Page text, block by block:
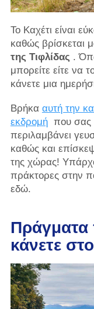
Το Καχέτι είναι
καθώς βρίσκεται
της Τιφλίδας .
μπορείτε είτε να
κάνετε μια
Βρήκα αυτή την
εκδρομήπου σας
περιλαμβάνει
καθώς και
της χώρας!
πράκτορες στην
εδώ.
Πράγματα
κάνετε